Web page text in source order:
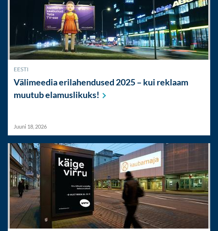
EESTI
Välimeedia erilahendused 2025 – kui reklaam
muutubelamuslikuks!
Juuni 18, 2026